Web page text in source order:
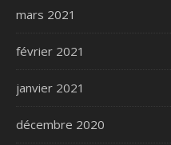
mars 2021
février 2021
janvier 2021
décembre 2020